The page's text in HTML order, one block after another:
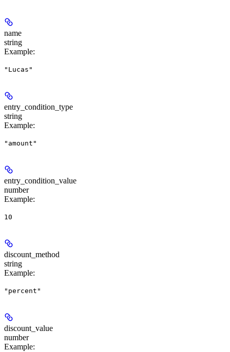
name
string
Example:
"Lucas"
entry_condition_type
string
Example:
"amount"
entry_condition_value
number
Example:
10
discount_method
string
Example:
"percent"
discount_value
number
Example: